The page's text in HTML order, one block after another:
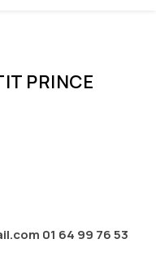
PRINCE
01 64 99 76 53